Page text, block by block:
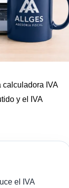
calculadora IVA
y el IVA
el IVA